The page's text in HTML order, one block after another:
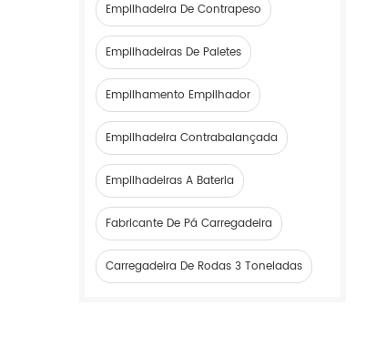
Empilhadeira De Contrapeso
Empilhadeiras De Paletes
Empilhamento Empilhador
Empilhadeira Contrabalançada
Empilhadeiras A Bateria
Fabricante De Pá Carregadeira
Carregadeira De Rodas 3 Toneladas